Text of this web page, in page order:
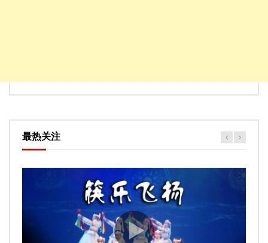
最热关注